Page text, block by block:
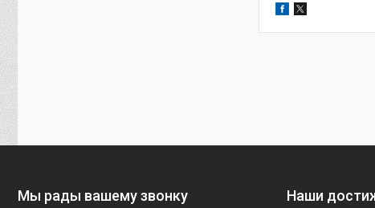
Мы рады вашему звонку Наши